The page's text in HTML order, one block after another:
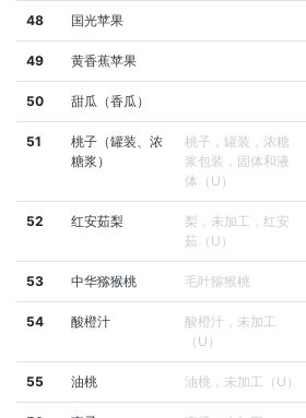
48 国光苹果
49 黄香蕉苹果
50 甜瓜（香瓜）
51
桃子（罐装、浓
糖浆）
桃子，罐装，浓糖
浆包装，固体和液
体（U）
52 红安茹梨
梨，未加工，红安
茹（U）
53 中华猕猴桃 毛叶猕猴桃
54 酸橙汁
酸橙汁，未加工
（U）
55 油桃 油桃，未加工（U）